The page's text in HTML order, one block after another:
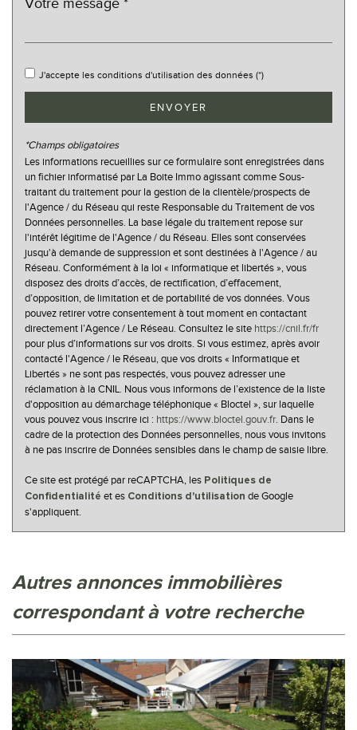
Nombre d'habitants
Propriétaires (vs. locataires)
54,82 %
Taxe foncière
Habitants de moins de 25 ans
26,32 %
Habitants de 25 à 55 ans
32,60 %
Habitants de plus de 55 ans
41,08 %
Nombre d'enfants par famille
Familles sans enfant
58,27 %
Familles avec 1 ou 2 enfants
33,23 %
Maisons
56,41 %
Appartements
43,59 %
Familles avec 3 enfants
J'accepte les conditions d'utilisation des données (*)
ENVOYER
*Champs obligatoires
Les informations recueillies sur ce formulaire sont enregistrées dans
un fichier informatisé par La Boite Immo agissant comme Sous-
traitant du traitement pour la gestion de la clientèle/prospects de
l'Agence / du Réseau qui reste Responsable du Traitement de vos
Données personnelles. La base légale du traitement repose sur
l'intérêt légitime de l'Agence / du Réseau. Elles sont conservées
jusqu'à demande de suppression et sont destinées à l'Agence / au
Réseau. Conformément à la loi « informatique et libertés », vous
disposez des droits d’accès, de rectification, d’effacement,
d’opposition, de limitation et de portabilité de vos données. Vous
pouvez retirer votre consentement à tout moment en contactant
directement l’Agence / Le Réseau. Consultez le site https://cnil.fr/fr
pour plus d’informations sur vos droits. Si vous estimez, après avoir
contacté l'Agence / le Réseau, que vos droits « Informatique et
Libertés » ne sont pas respectés, vous pouvez adresser une
réclamation à la CNIL. Nous vous informons de l’existence de la liste
d'opposition au démarchage téléphonique « Bloctel », sur laquelle
vous pouvez vous inscrire ici : https://www.bloctel.gouv.fr . Dans le
cadre de la protection des Données personnelles, nous vous invitons
à ne pas inscrire de Données sensibles dans le champ de saisie libre.
Ce site est protégé par reCAPTCHA, les Politiques de
Confidentialité et es Conditions d'utilisation de Google
s'appliquent.
autres annonces immobilières
correspondant à votre recherche